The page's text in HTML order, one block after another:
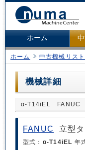
ホーム
ホーム 中古機械リスト
機械詳細
α-T14iEL FANUC
FANUC 立型
型式： α-T14iEL 年